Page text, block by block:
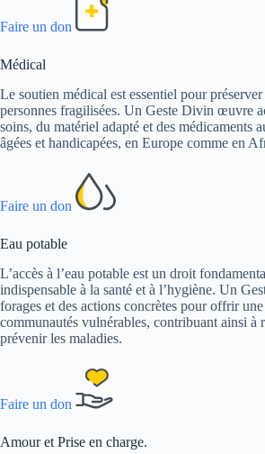
Faire un don
Médical
Le soutien médical est essentiel pour
personnes fragilisées. Un Geste Divin œuvre
soins, du matériel adapté et des médicaments
âgées et handicapées, en Europe comme en
Faire un don
Eau potable
L’accès à l’eau potable est un droit
indispensable à la santé et à l’hygiène. Un
forages et des actions concrètes pour offrir
communautés vulnérables, contribuant ainsi à
prévenir les maladies.
Faire un don
Amour et Prise en charge.